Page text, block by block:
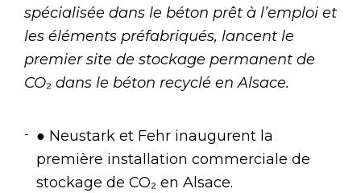
spécialisée dans le béton prêt à l’emploi et
les éléments préfabriqués, lancent le
premier site de stockage permanent de
CO₂ dans le béton recyclé en Alsace.
● Neustark et Fehr inaugurent la
première installation commerciale de
stockage de CO₂ en Alsace.